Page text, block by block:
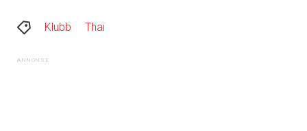
Klubb Thai